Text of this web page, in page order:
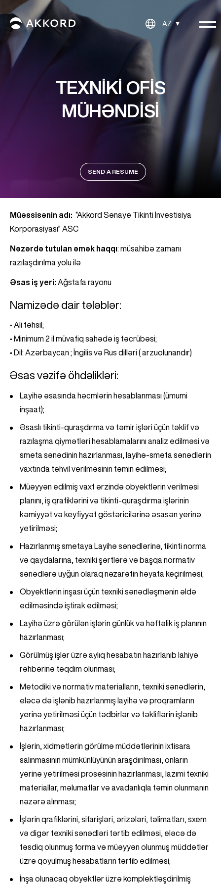
AZ
TEXNIKI OFIS
MÜHƏNDISI
SEND A RESUME
Müəssisənin adı: “Akkord Sənaye Tikinti İnvestisiya
Korporasiyası” ASC
Nəzərdə tutulan əmək haqqı: müsahibə zamanı
razılaşdırılma yolu ilə
Əsas iş yeri: Ağstafa rayonu
Namizədə dair tələblər:
• Ali təhsil;
• Minimum 2 il müvafiq sahədə iş təcrübəsi;
• Dil: Azərbaycan ; İngilis və Rus dilləri ( arzuolunandır)
Əsas vəzifə öhdəlikləri:
Layihə əsasında həcmlərin hesablanması (ümumi
inşaat);
Əsaslı tikinti-quraşdırma və təmir işləri üçün təklif və
razılaşma qiymətləri hesablamalarını analiz edilməsi və
smeta sənədinin hazırlanması, layihə-smeta sənədlərin
vaxtında təhvil verilməsinin təmin edilməsi;
Müəyyən edilmiş vaxt ərzində obyektlərin verilməsi
planını, iş qrafiklərini və tikinti-quraşdırma işlərinin
kəmiyyət və keyfiyyət göstəricilərinə əsasən yerinə
yetirilməsi;
Hazırlanmış smetaya Layihə sənədlərinə, tikinti norma
və qaydalarına, texniki şərtlərə və başqa normativ
sənədlərə uyğun olaraq nəzarətin həyata keçirilməsi;
Obyektlərin inşası üçün texniki sənədləşmənin əldə
edilməsində iştirak edilməsi;
Layihə üzrə görülən işlərin günlük və həftəlik iş planının
hazırlanması;
Görülmüş işlər üzrə aylıq hesabatın hazırlanıb lahiyə
rəhbərinə təqdim olunması;
Metodiki və normativ materialların, texniki sənədlərin,
eləcə də işlənib hazırlanmış layihə və proqramların
yerinə yetirilməsi üçün tədbirlər və təkliflərin işlənib
hazırlanması;
İşlərin, xidmətlərin görülmə müddətlərinin ixtisara
salınmasının mümkünlüyünün araşdırılması, onların
yerinə yetirilməsi prosesinin hazırlanması, lazımi texniki
materiallar, məlumatlar və avadanlıqla təmin olunmanın
nəzərə alınması;
İşlərin qrafiklərini, sifarişləri, ərizələri, təlimatları, sxem
və digər texniki sənədləri tərtib edilməsi, eləcə də
təsdiq olunmuş forma və müəyyən olunmuş müddətlər
üzrə qoyulmuş hesabatların tərtib edilməsi;
İnşa olunacaq obyektlər üzrə komplektləşdirilmiş